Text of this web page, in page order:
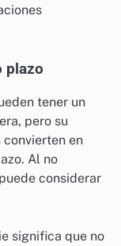
plazo
tener un
pero su
en
Al no
considerar
significa que no